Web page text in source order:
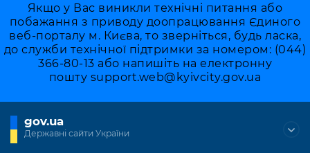
Якщо у Вас виникли технічні питання або
побажання з приводу доопрацювання Єдиного
веб-порталу м. Києва, то зверніться, будь ласка,
до служби технічної підтримки за номером: (044)
366-80-13 або напишіть на електронну
пошту support.web@kyivcity.gov.ua
gov.ua
Державні сайти України